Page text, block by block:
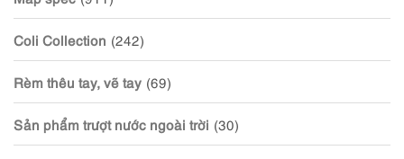
Coli Collection (242)
Rèm thêu tay, vẽ tay (69)
Sản phẩm trượt nước ngoài trời (30)